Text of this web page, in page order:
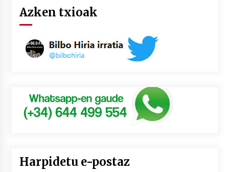
Azken txioak
Harpidetu e-postaz